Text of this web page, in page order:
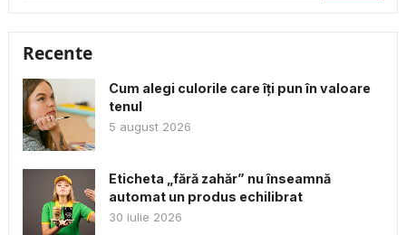
Recente
Cum alegi culorile care îți pun în valoare
tenul
5 august 2026
Eticheta „fără zahăr” nu înseamnă
automat un produs echilibrat
30 iulie 2026